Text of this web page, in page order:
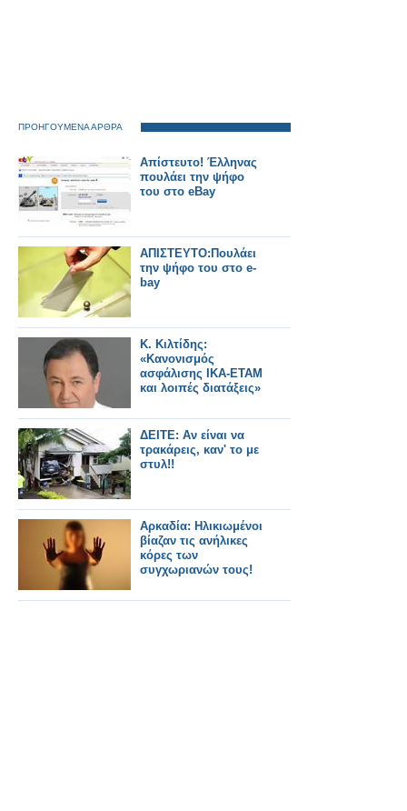
ΠΡΟΗΓΟΥΜΕΝΑ ΑΡΘΡΑ
Απίστευτο! Έλληνας
πουλάει την ψήφο
του στο eBay
ΑΠΙΣΤΕΥΤΟ:Πουλάει
την ψήφο του στο e-
bay
Κ. Κιλτίδης:
«Κανονισμός
ασφάλισης ΙΚΑ-ΕΤΑΜ
και λοιπές διατάξεις»
ΔΕΙΤΕ: Αν είναι να
τρακάρεις, καν' το με
στυλ!!
Αρκαδία: Ηλικιωμένοι
βίαζαν τις ανήλικες
κόρες των
συγχωριανών τους!